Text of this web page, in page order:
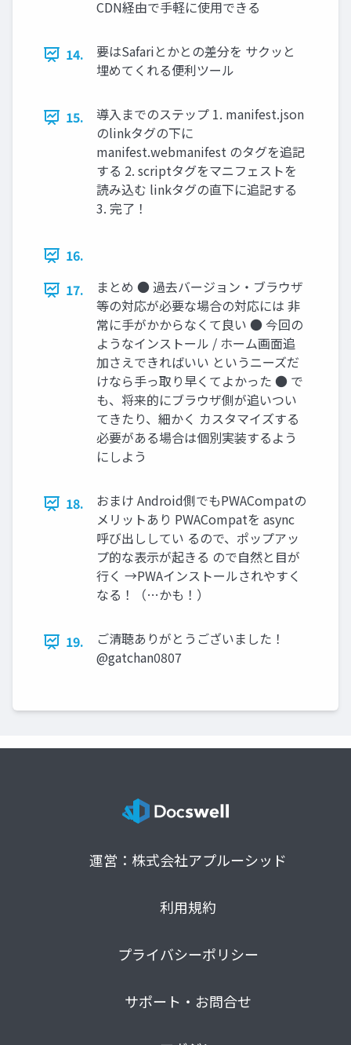
CDN経由で手軽に使用できる
14.
要はSafariとかとの差分を サクッと
埋めてくれる便利ツール
15.
導入までのステップ 1. manifest.json
のlinkタグの下に
manifest.webmanifest のタグを追記
する 2. scriptタグをマニフェストを
読み込む linkタグの直下に追記する
3. 完了！
16.
17.
まとめ ● 過去バージョン・ブラウザ
等の対応が必要な場合の対応には 非
常に手がかからなくて良い ● 今回の
ようなインストール / ホーム画面追
加さえできればいい というニーズだ
けなら手っ取り早くてよかった ● で
も、将来的にブラウザ側が追いつい
てきたり、細かく カスタマイズする
必要がある場合は個別実装するよう
にしよう
18.
おまけ Android側でもPWACompatの
メリットあり PWACompatを async
呼び出ししてい るので、ポップアッ
プ的な表示が起きる ので自然と目が
行く →PWAインストールされやすく
なる！（…かも！）
19.
ご清聴ありがとうございました！
@gatchan0807
運営：株式会社アプルーシッド
利用規約
プライバシーポリシー
サポート・お問合せ